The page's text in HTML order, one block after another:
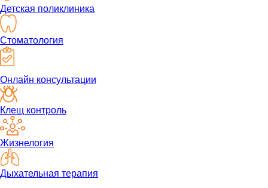
Детская поликлиника
Стоматология
Онлайн консультации
Клещ контроль
Жизнелогия
Дыхательная терапия